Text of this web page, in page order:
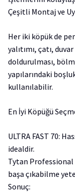
Çeşitli Montaj ve
Her iki köpük de
yalıtımı, çatı,
doldurulması,
yapılarındaki
kullanılabilir.
En İyi Köpüğü
ULTRA FAST 70:
idealdir.
Tytan Professional
başa çıkabilme
Sonuç: